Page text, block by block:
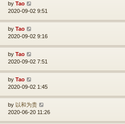
by Tao
2020-09-02 9:51
by Tao
2020-09-02 9:16
by Tao
2020-09-02 7:51
by Tao
2020-09-02 1:45
by 以和为贵
2020-06-20 11:26